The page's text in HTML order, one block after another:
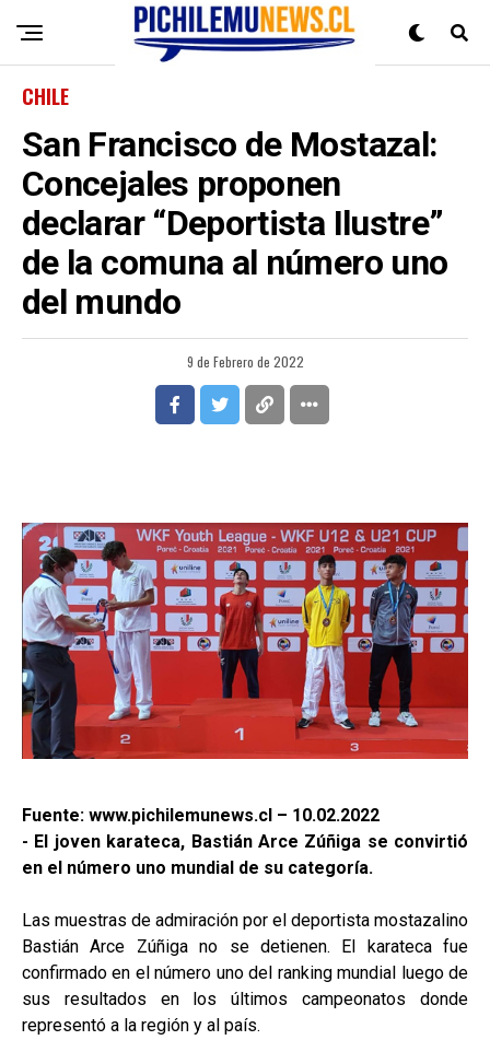
CHILE
San Francisco de Mostazal:
Concejales proponen
declarar “Deportista Ilustre”
de la comuna al número uno
del mundo
9 de Febrero de 2022
Fuente: www.pichilemunews.cl – 10.02.2022
- El joven karateca, Bastián Arce Zúñiga se convirtió
en el número uno mundial de su categoría.
Las muestras de admiración por el deportista mostazalino
Bastián Arce Zúñiga no se detienen. El karateca fue
confirmado en el número uno del ranking mundial luego de
sus resultados en los últimos campeonatos donde
representó a la región y al país.